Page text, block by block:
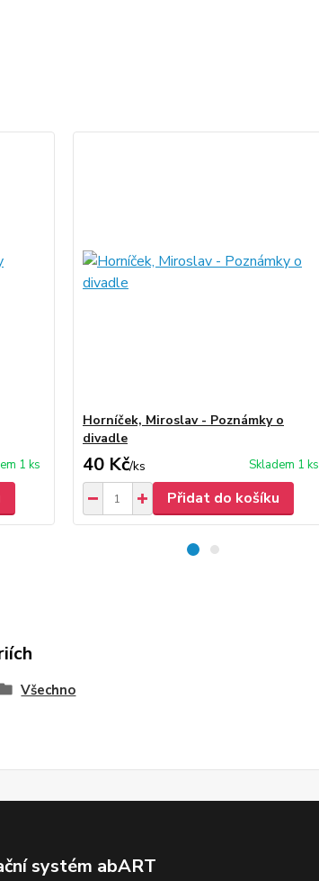
1 ks
Horníček, Miroslav - Poznámky o
divadle
40 Kč/ks Skladem 1 ks
Přidat do košíku
Všechno
systém abART